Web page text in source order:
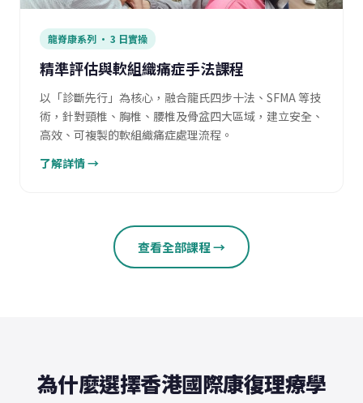
龍脊康系列 · 3 日實操
精準評估與軟組織痛症手法課程
以「診斷先行」為核心，融合龍氏四步十法、SFMA 等技
術，針對頸椎、胸椎、腰椎及骨盆四大區域，建立安全、
高效、可複製的軟組織痛症處理流程。
了解詳情 →
查看全部課程 →
為什麼選擇香港國際康復理療學